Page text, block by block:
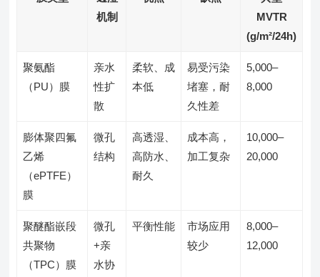
机制
MVTR
(g/m²/24h)
聚氨酯
（PU）膜
亲水
性扩
散
柔软、成
本低
易受污染
堵塞，耐
久性差
5,000–
8,000
膨体聚四氟
乙烯
（ePTFE）
膜
微孔
结构
高透湿、
高防水、
耐久
成本高，
加工复杂
10,000–
20,000
聚醚酯嵌段
共聚物
（TPC）膜
微孔
+亲
水协
平衡性能
市场应用
较少
8,000–
12,000